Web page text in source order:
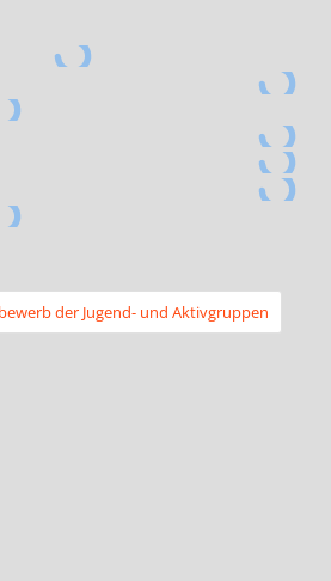
der Jugend- und Aktivgruppen